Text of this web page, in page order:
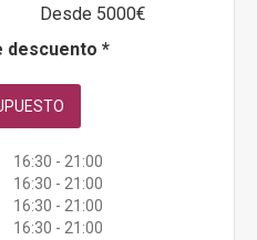
Desde 5000€
descuento *
16:30 - 21:00
16:30 - 21:00
16:30 - 21:00
16:30 - 21:00